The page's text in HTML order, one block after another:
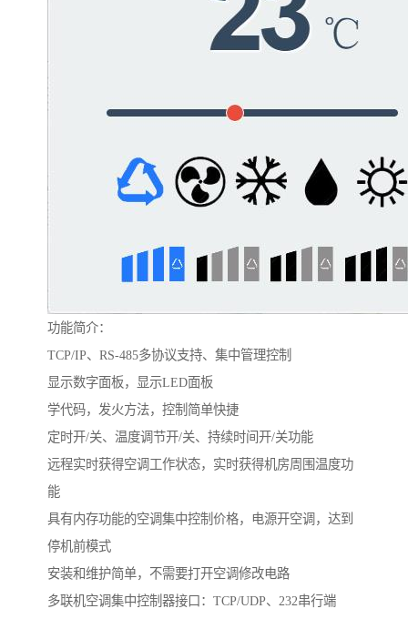
功能简介：
TCP/IP、RS-485多协议支持、集中管理控制
显示数字面板，显示LED面板
学代码，发火方法，控制简单快捷
定时开/关、温度调节开/关、持续时间开/关功能
远程实时获得空调工作状态，实时获得机房周围温度功
能
具有内存功能的空调集中控制价格，电源开空调，达到
停机前模式
安装和维护简单，不需要打开空调修改电路
多联机空调集中控制器接口：TCP/UDP、232串行端